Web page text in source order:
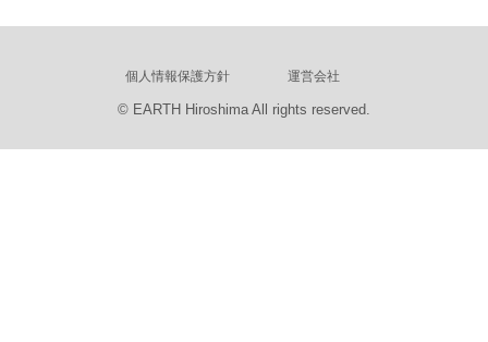
個人情報保護方針 運営会社
© EARTH Hiroshima All rights reserved.